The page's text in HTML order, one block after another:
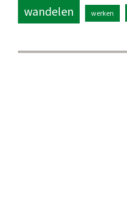
wandelen werken